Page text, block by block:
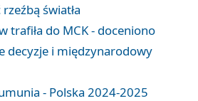
światła
trafiła do MCK - doceniono
decyzje i międzynarodowy
- Polska 2024-2025